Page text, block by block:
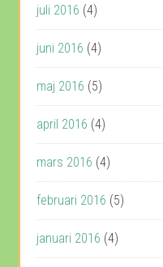
juli 2016 (4)
juni 2016 (4)
maj 2016 (5)
april 2016 (4)
mars 2016 (4)
februari 2016 (5)
januari 2016 (4)